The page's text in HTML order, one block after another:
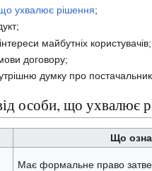
ухвалює рішення;
майбутніх користувачів;
договору;
думку про
особи, що ухвалює
Що
Має формальне право